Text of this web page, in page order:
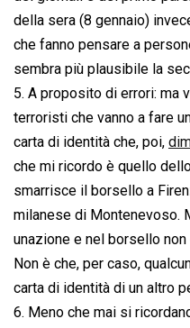
della sera (8 gennaio)
che fanno pensare a
sembra più plausibile la
5. A proposito di errori: ma
terroristi che vanno a fare
carta di identità che, poi,
che mi ricordo è quello dello
smarrisce il borsello a
milanese di Montenevoso.
unazione e nel borsello
Non è che, per caso,
carta di identità di un altro
6. Meno che mai si